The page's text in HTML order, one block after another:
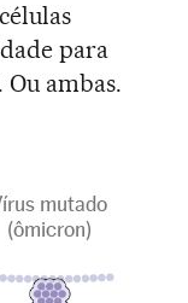
para
ambas.
mutado
(ômicron)